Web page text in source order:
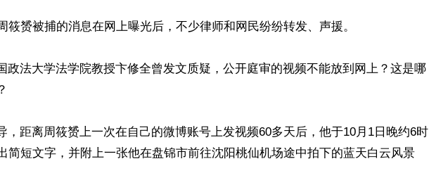
筱赟被捕的消息在网上曝光后，不少律师和网民纷纷转发、声援。
政法大学法学院教授卞修全曾发文质疑，公开庭审的视频不能放到网上？这是哪
，距离周筱赟上一次在自己的微博账号上发视频60多天后，他于10月1日晚约6时
简短文字，并附上一张他在盘锦市前往沈阳桃仙机场途中拍下的蓝天白云风景